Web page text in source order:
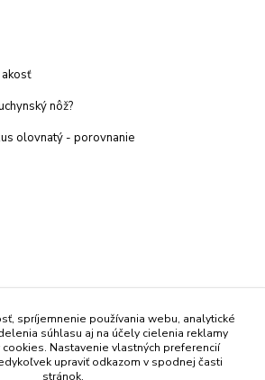
akosť
nôž?
olovnatý - porovnanie
861 051
15:30)
spríjemnenie používania webu, analytické
súhlasu aj na účely cielenia reklamy
Nastavenie vlastných preferencií
upraviť odkazom v spodnej časti
stránok.